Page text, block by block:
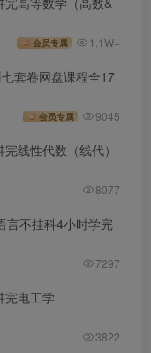
会员专属 1.1W+
套卷网盘课程全17
会员专属 9045
线性代数（线代）
8077
言不挂科4小时学完
7297
完电工学
3822